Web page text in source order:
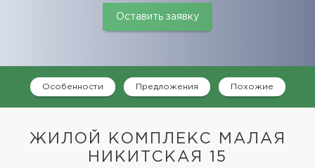
Оставить заявку
Особенности Предложения Похожие
ЖИЛОЙ КОМПЛЕКС МАЛАЯ
НИКИТСКАЯ 15